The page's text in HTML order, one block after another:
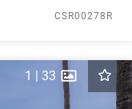
CSR00278R
1 | 33